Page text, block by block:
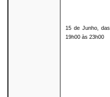
15 de Junho, das
19h00 às 23h00